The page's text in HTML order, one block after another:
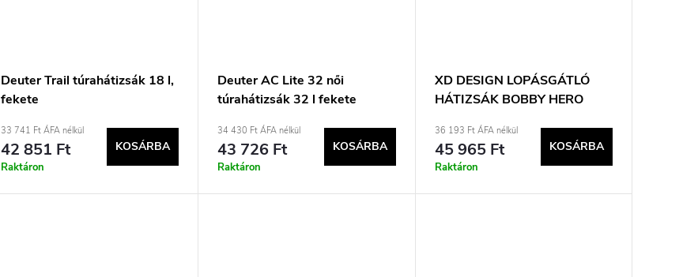
Deuter Trail túrahátizsák 18 l,
fekete
33 741 Ft ÁFA nélkül
42 851 Ft
Raktáron
KOSÁRBA
Deuter AC Lite 32 női
túrahátizsák 32 l fekete
34 430 Ft ÁFA nélkül
43 726 Ft
Raktáron
KOSÁRBA
XD DESIGN LOPÁSGÁTLÓ
HÁTIZSÁK BOBBY HERO
P705.291
36 193 Ft ÁFA nélkül
45 965 Ft
Raktáron
KOSÁRBA